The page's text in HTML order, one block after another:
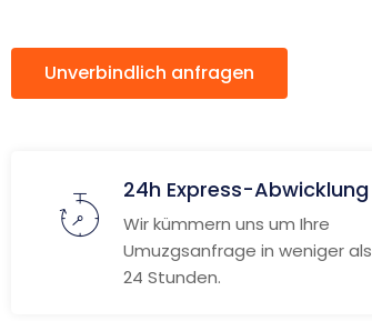
Unverbindlich anfragen
24h Express-Abwicklung
Wir kümmern uns um Ihre
Umuzgsanfrage in weniger als
24 Stunden.